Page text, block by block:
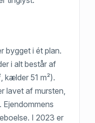
bygget i ét plan.
i alt består af
kælder 51 m²).
lavet af mursten,
Ejendommens
I 2023 er